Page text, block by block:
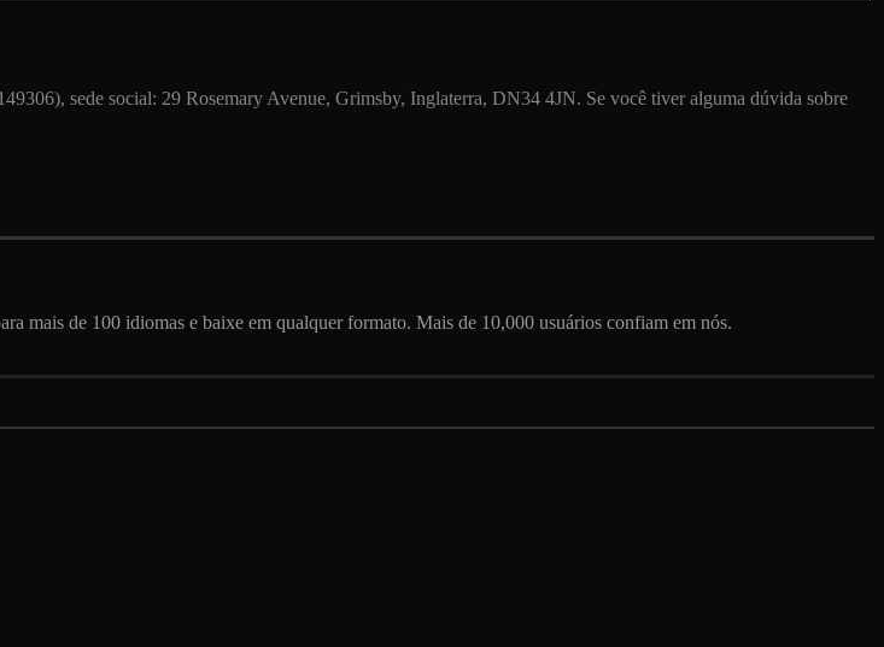
sede social: 29 Rosemary Avenue, Grimsby, Inglaterra, DN34 4JN. Se você tiver alguma dúvida sobre
mais de 100 idiomas e baixe em qualquer formato. Mais de 10,000 usuários confiam em nós.